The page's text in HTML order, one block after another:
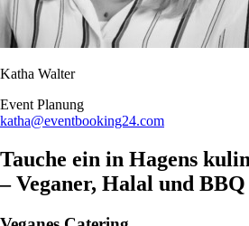
Katha Walter
Event Planung​
katha@eventbooking24.com
Tauche ein in Hagens
– Veganer, Halal und BBQ